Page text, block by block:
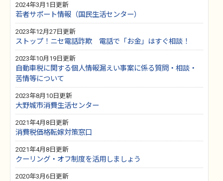
2024年3月1日更新
若者サポート情報（国民生活センター）
2023年12月27日更新
ストップ！ニセ電話詐欺 電話で「お金」はすぐ相談！
2023年10月19日更新
自動車税に関する個人情報漏えい事案に係る質問・相談・
苦情等について
2023年8月10日更新
大野城市消費生活センター
2021年4月8日更新
消費税価格転嫁対策窓口
2021年4月8日更新
クーリング・オフ制度を活用しましょう
2020年3月6日更新